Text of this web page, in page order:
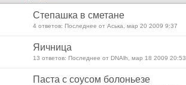
Степашка в сметане
4 ответов: Последнее от Аська, мар 20 2009 9:37
Яичница
13 ответов: Последнее от DNAlh, мар 18 2009 20:53
Паста с соусом болоньезе